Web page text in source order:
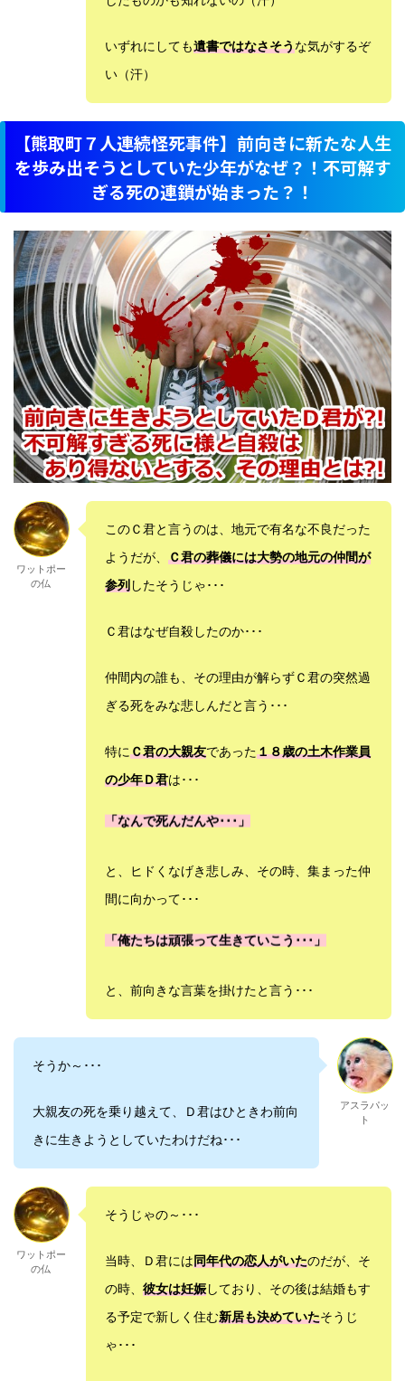
いずれにしても遺書ではなさそうな気がするぞ
い（汗）
【熊取町７人連続怪死事件】前向きに新たな人生
を歩み出そうとしていた少年がなぜ？！不可解す
ぎる死の連鎖が始まった？！
ワットポー
の仏
このＣ君と言うのは、地元で有名な不良だった
ようだが、 Ｃ君の葬儀には大勢の地元の仲間が
参列したそうじゃ･･･
Ｃ君はなぜ自殺したのか･･･
仲間内の誰も、その理由が解らずＣ君の突然過
ぎる死をみな悲しんだと言う･･･
特にＣ君の大親友であった１８歳の土木作業員
の少年Ｄ君は･･･
「なんで死んだんや･･･」
と、ヒドくなげき悲しみ、その時、集まった仲
間に向かって･･･
「俺たちは頑張って生きていこう･･･」
と、前向きな言葉を掛けたと言う･･･
そうか～･･･
大親友の死を乗り越えて、Ｄ君はひときわ前向
きに生きようとしていたわけだね･･･
アスラパッ
ト
ワットポー
の仏
そうじゃの～･･･
当時、Ｄ君には同年代の恋人がいたのだが、そ
の時、 彼女は妊娠しており、その後は結婚もす
る予定で新しく住む新居も決めていたそうじ
ゃ･･･